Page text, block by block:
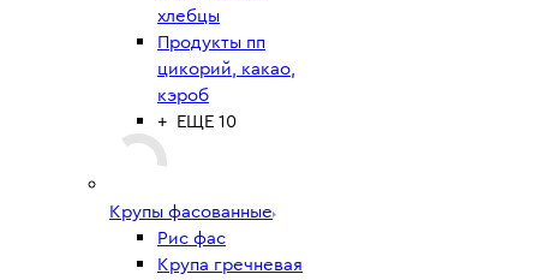
хлебцы
Продукты пп
цикорий, какао,
кэроб
+ ЕЩЕ 10
Крупы фасованные
Рис фас
Крупа гречневая